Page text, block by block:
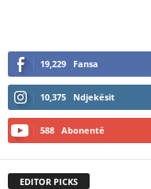
19,229 Fansa
10,375 Ndjekësit
588 Abonentë
EDITOR PICKS